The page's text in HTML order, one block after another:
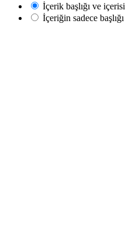
İçerik başlığı ve içerisi
İçeriğin sadece başlığı